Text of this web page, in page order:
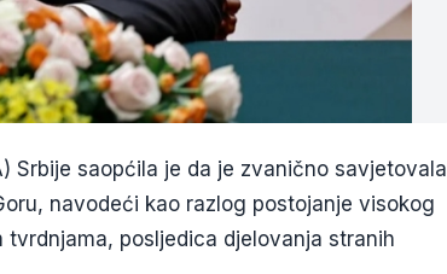
Srbije saopćila je da je zvanično savjetovala
navodeći kao razlog postojanje visokog
posljedica djelovanja stranih